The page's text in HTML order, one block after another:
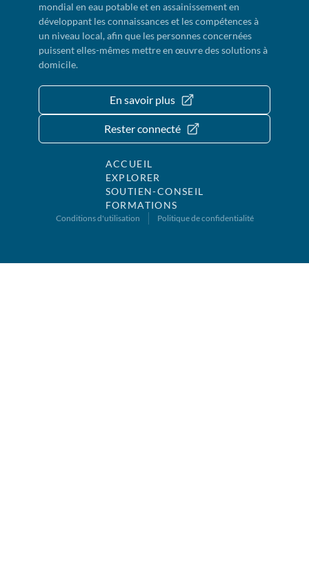
mondial en eau potable et en assainissement en
développant les connaissances et les compétences à
un niveau local, afin que les personnes concernées
puissent elles-mêmes mettre en œuvre des solutions à
domicile.
En savoir plus
Rester connecté
ACCUEIL
EXPLORER
SOUTIEN-CONSEIL
FORMATIONS
Conditions d'utilisation Politique de confidentialité